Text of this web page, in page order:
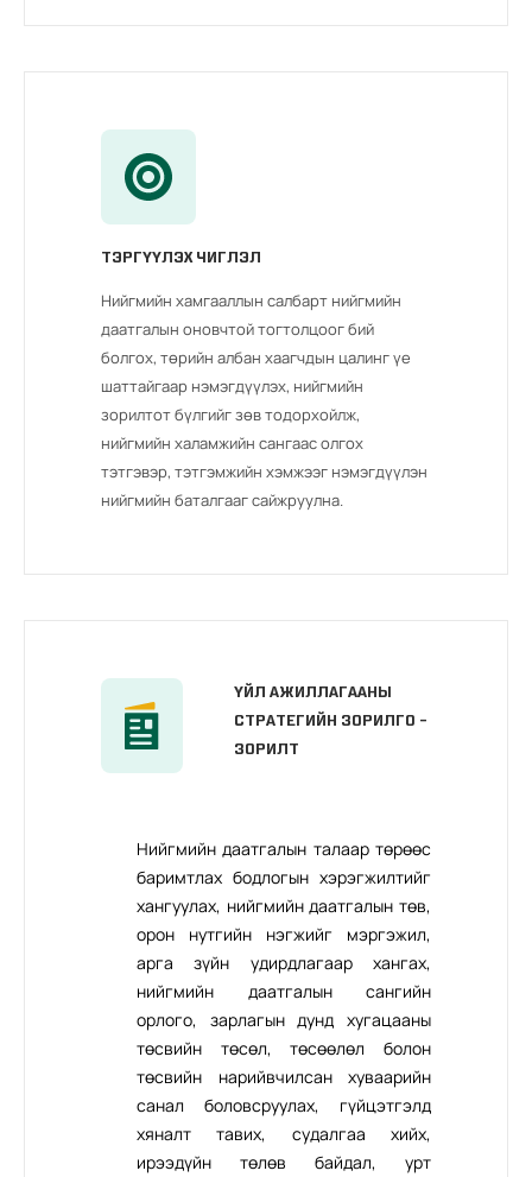
ТЭРГҮҮЛЭХ ЧИГЛЭЛ
Нийгмийн хамгааллын салбарт нийгмийн
даатгалын оновчтой тогтолцоог бий
болгох, төрийн албан хаагчдын цалинг үе
шаттайгаар нэмэгдүүлэх, нийгмийн
зорилтот бүлгийг зөв тодорхойлж,
нийгмийн халамжийн сангаас олгох
тэтгэвэр, тэтгэмжийн хэмжээг нэмэгдүүлэн
нийгмийн баталгааг сайжруулна.
ҮЙЛ АЖИЛЛАГААНЫ
СТРАТЕГИЙН ЗОРИЛГО -
ЗОРИЛТ
Нийгмийн даатгалын талаар төрөөс
баримтлах бодлогын хэрэгжилтийг
хангуулах, нийгмийн даатгалын төв,
орон нутгийн нэгжийг мэргэжил,
арга зүйн удирдлагаар хангах,
нийгмийн даатгалын сангийн
орлого, зарлагын дунд хугацааны
төсвийн төсөл, төсөөлөл болон
төсвийн нарийвчилсан хуваарийн
санал боловсруулах, гүйцэтгэлд
хяналт тавих, судалгаа хийх,
ирээдүйн төлөв байдал, урт